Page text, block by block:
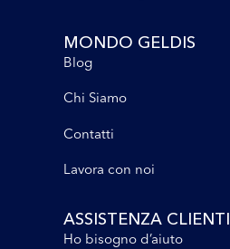
MONDO GELDIS
Blog
Chi Siamo
Contatti
Lavora con noi
ASSISTENZA CLIENTI
Ho bisogno d’aiuto